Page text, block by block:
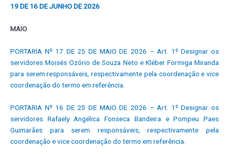
19 DE 16 DE JUNHO DE 2026
MAIO
PORTARIA Nº 17 DE 25 DE MAIO DE 2026 – Art. 1º Designar os
servidores Moisés Ozório de Souza Neto e Kléber Formiga Miranda
para serem responsáveis, respectivamente pela coordenação e vice
coordenação do termo em referência.
PORTARIA Nº 16 DE 25 DE MAIO DE 2026 – Art. 1º Designar os
servidores Rafaely Angélica Fonseca Bandeira e Pompeu Paes
Guimarães para serem responsáveis, respectivamente pela
coordenação e vice coordenação do termo em referência.